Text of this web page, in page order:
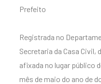
Prefeito
Registrada no
Secretaria da Casa Civil,
afixada no lugar público
mês de maio do ano de